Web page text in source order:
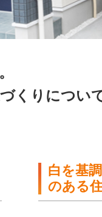
くりについ
白を基
のある